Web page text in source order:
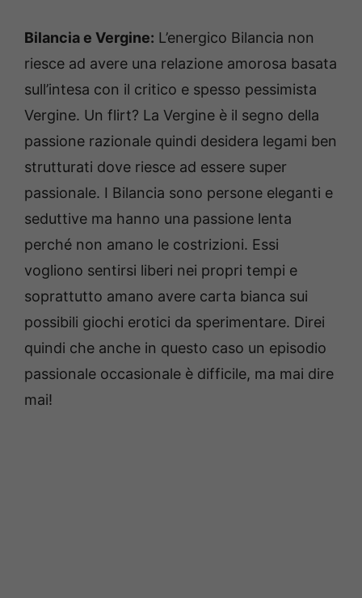
Bilancia e Vergine: L’energico Bilancia non
riesce ad avere una relazione amorosa basata
sull’intesa con il critico e spesso pessimista
Vergine. Un flirt? La Vergine è il segno della
passione razionale quindi desidera legami ben
strutturati dove riesce ad essere super
passionale. I Bilancia sono persone eleganti e
seduttive ma hanno una passione lenta
perché non amano le costrizioni. Essi
vogliono sentirsi liberi nei propri tempi e
soprattutto amano avere carta bianca sui
possibili giochi erotici da sperimentare. Direi
quindi che anche in questo caso un episodio
passionale occasionale è difficile, ma mai dire
mai!